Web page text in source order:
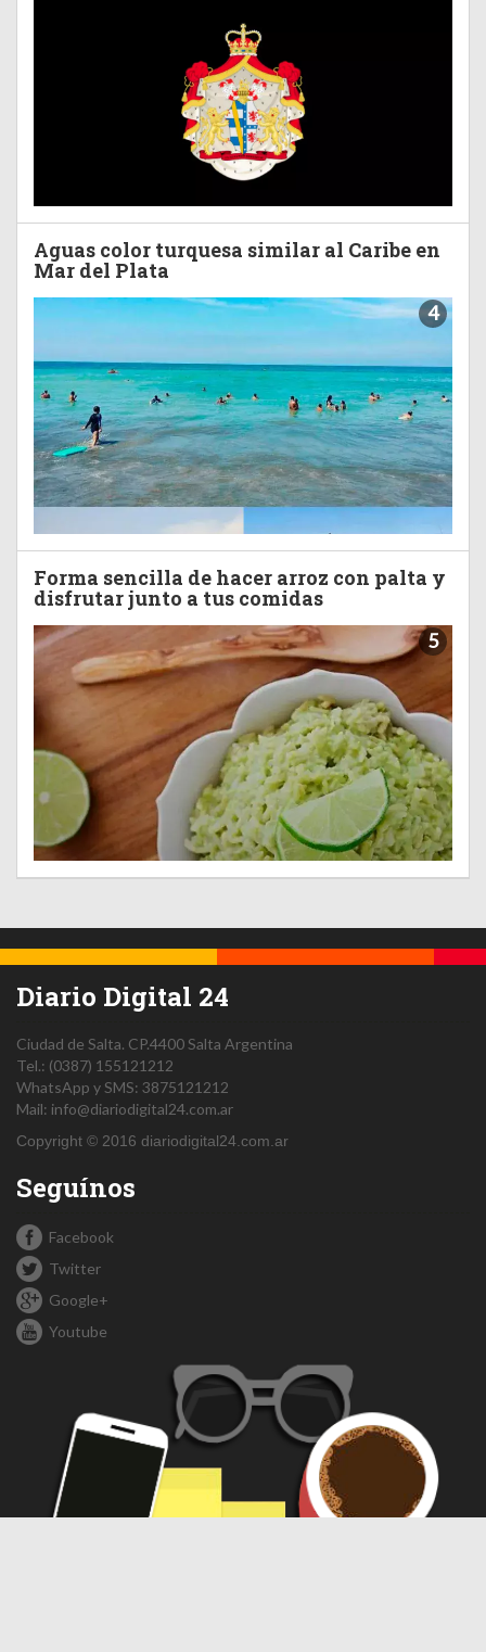
Aguas color turquesa similar al Caribe en
Mar del Plata
4
Forma sencilla de hacer arroz con palta y
disfrutar junto a tus comidas
5
Diario Digital 24
Ciudad de Salta. CP.4400Salta Argentina
Tel.: (0387) 155121212
WhatsApp y SMS: 3875121212
Mail: info@diariodigital24.com.ar
Copyright © 2016 diariodigital24.com.ar
Seguínos
Facebook
Twitter
Google+
Youtube